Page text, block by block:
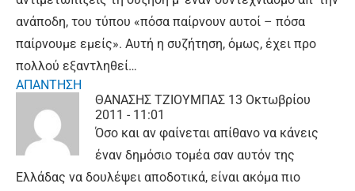
ανάποδη, του τύπου «πόσα παίρνουν αυτοί – πόσα
παίρνουμε εμείς». Αυτή η συζήτηση, όμως, έχει προ
πολλού εξαντληθεί…
ΑΠΑΝΤΗΣΗ
ΘΑΝΑΣΗΣ ΤΖΙΟΥΜΠΑΣ 13 Οκτωβρίου
2011 - 11:01
Όσο και αν φαίνεται απίθανο να κάνεις
έναν δημόσιο τομέα σαν αυτόν της
Ελλάδας να δουλέψει αποδοτικά, είναι ακόμα πιο